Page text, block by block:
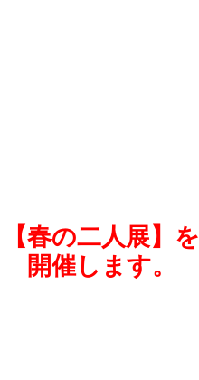
【春の二人展】を
開催します。